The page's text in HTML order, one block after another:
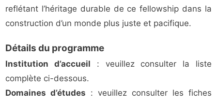
reflétant l’héritage durable de ce fellowship dans la
construction d’un monde plus juste et pacifique.
Détails du programme
Institution d’accueil : veuillez consulter la liste
complète ci-dessous.
Domaines d’études : veuillez consulter les fiches